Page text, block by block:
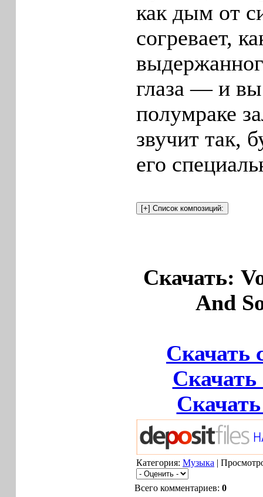
как дым от
согревает,
глаза — и
полумраке
звучит так,
его
Скачать:
And
Скачать
Категория: Музыка |
Всего комментариев: 0